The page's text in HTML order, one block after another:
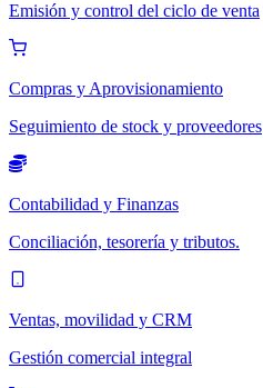
Emisión y control del ciclo de venta
Compras y Aprovisionamiento
Seguimiento de stock y proveedores
Contabilidad y Finanzas
Conciliación, tesorería y tributos.
Ventas, movilidad y CRM
Gestión comercial integral